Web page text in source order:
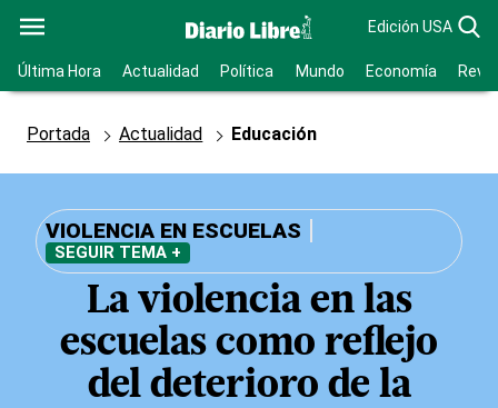
Edición USA
Última Hora Actualidad Política Mundo Economía
Portada Actualidad Educación
VIOLENCIA EN ESCUELAS
SEGUIR TEMA +
La violencia en las
escuelas como reflejo
del deterioro de la